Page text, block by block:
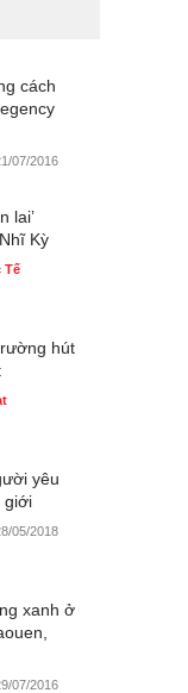
04/2020
có nhà
đầu
Cái
dài
sổ’
canh
Sài Gòn
04/2020
04/2020
cách
07/2016
lai’
Kỳ
Tế
hút
yêu
giới
05/2018
xanh ở
07/2016